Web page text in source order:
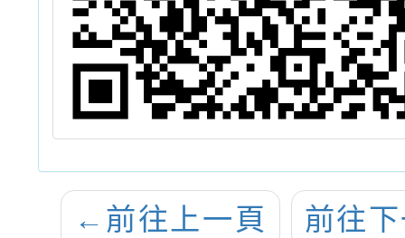
← 前往上一頁 前往